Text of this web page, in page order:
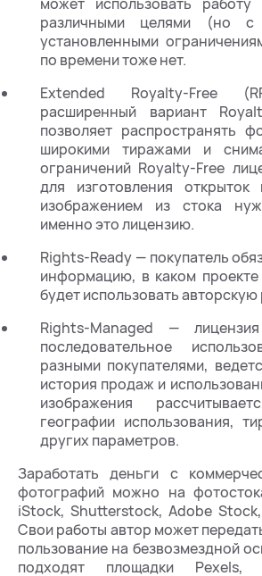
различными целями (но с
установленными
по времени тоже нет.
Extended Royalty-Free
расширенный вариант
позволяет распространять
широкими тиражами и
ограничений Royalty-Free
для изготовления
изображением из стока
именно это лицензию.
Rights-Ready — покупатель
информацию, в каком
будет использовать авторскую
Rights-Managed —
последовательное
разными покупателями,
история продаж и
изображения
географии использования,
других параметров.
Заработать деньги с
фотографий можно на
iStock, Shutterstock, Adobe Stock,
Свои работы автор может
пользование на безвозмездной
подходят площадки Pexels,